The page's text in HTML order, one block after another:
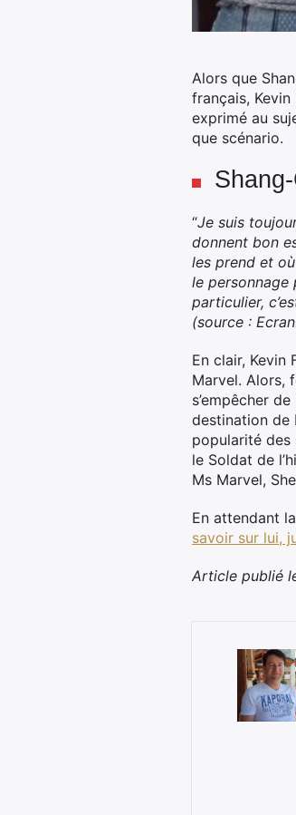
Alors que
français,
exprimé au
que scénario.
“Je suis
donnent bon
les prend et
le personnage
particulier,
(source :
En clair, Kevin
Marvel. Alors,
s’empêcher
destination de
popularité des
le Soldat de
Ms Marvel,
En attendant
savoir sur lui,
Article publié